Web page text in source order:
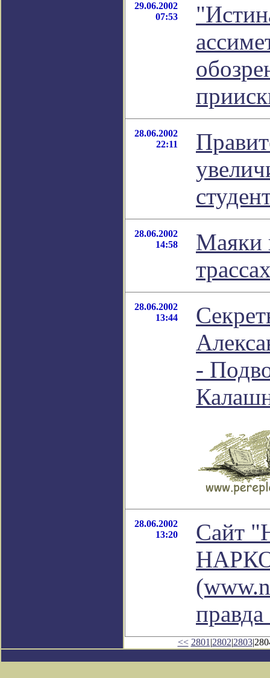
29.06.2002
07:53
28.06.2002
22:11
28.06.2002
14:58
Маяки
28.06.2002
13:44
-
28.06.2002
13:20
Сайт
<< 2801 |2802|2803